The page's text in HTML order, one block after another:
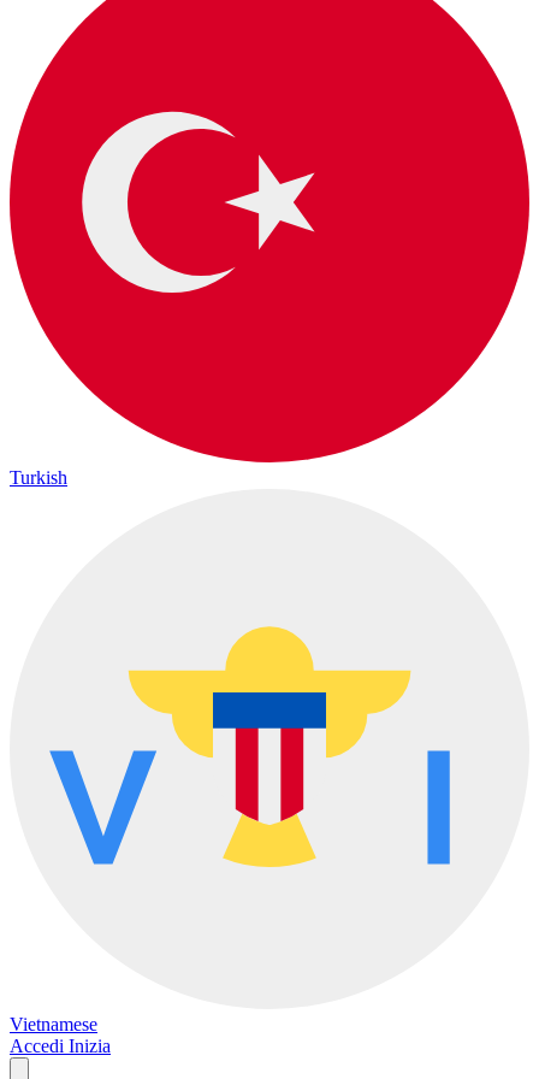
Turkish
Vietnamese
Accedi Inizia